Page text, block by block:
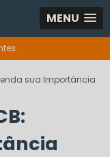
MENU
sua Importância